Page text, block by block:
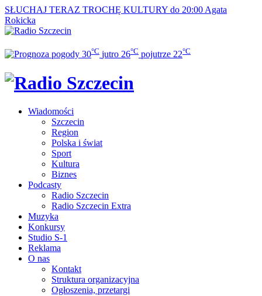
SŁUCHAJ TERAZ TROCHĘ KULTURY do 20:00 Agata
Rokicka
30°C jutro 26°C pojutrze 22°C
Wiadomości
Szczecin
Region
Polska i świat
Sport
Kultura
Biznes
Podcasty
Radio Szczecin
Radio Szczecin Extra
Muzyka
Konkursy
Studio S-1
Reklama
O nas
Kontakt
Struktura organizacyjna
Ogłoszenia, przetargi